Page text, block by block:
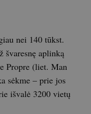
nei 140 tūkst.
aplinką
Propre (liet. Man
sėkme – prie jos
išvalė 3200 vietų